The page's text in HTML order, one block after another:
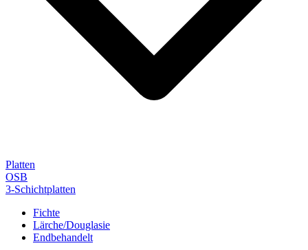
Platten
OSB
3-Schichtplatten
Fichte
Lärche/Douglasie
Endbehandelt